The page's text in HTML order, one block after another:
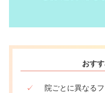
おす
✓ 院ごとに異なる